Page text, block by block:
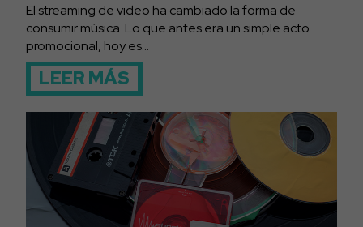
El streaming de video ha cambiado la forma de
consumir música. Lo que antes era un simple acto
promocional, hoy es...
LEER MÁS